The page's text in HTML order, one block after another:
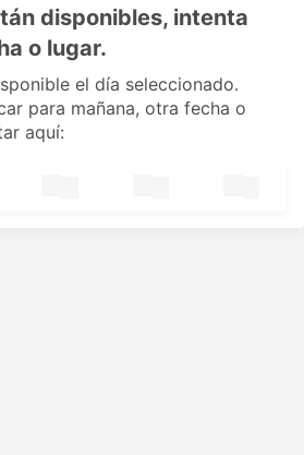
disponibles, intenta
o lugar.
el día seleccionado.
para mañana, otra fecha o
aquí: